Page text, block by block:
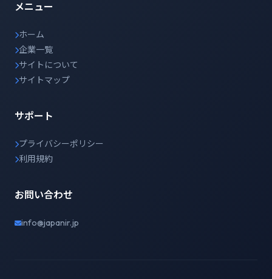
メニュー
ホーム
企業一覧
サイトについて
サイトマップ
サポート
プライバシーポリシー
利用規約
お問い合わせ
info@japanir.jp